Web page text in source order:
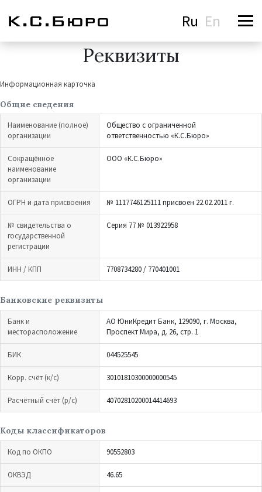
Ru En
Реквизиты
Информационная карточка
Общие сведения
Наименование (полное)
организации
Общество с ограниченной
ответственностью «К.С.Бюро»
Сокращённое
наименование
организации
ООО «К.С.Бюро»
ОГРН и дата присвоения № 1117746125111 присвоен 22.02.2011 г.
№ свидетельства о
государственной
регистрации
Серия 77 № 013922958
ИНН / КПП 7708734280 / 770401001
Банковские реквизиты
Банк и
месторасположение
АО ЮниКредит Банк, 129090, г. Москва,
Проспект Мира, д. 26, стр. 1
БИК 044525545
Корр. счёт (к/с) 30101810300000000545
Расчётный счёт (р/с) 40702810200014414693
Коды классификаторов
Код по ОКПО 90552803
ОКВЭД 46.65